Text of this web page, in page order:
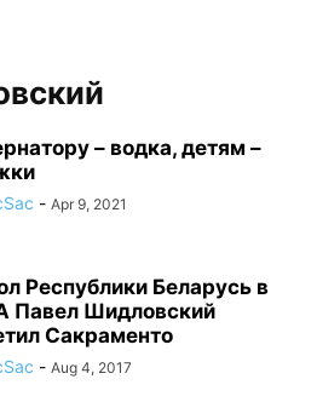
– водка, детям –
- Apr 9, 2021
Республики Беларусь в
Шидловский
Сакраменто
- Aug 4, 2017